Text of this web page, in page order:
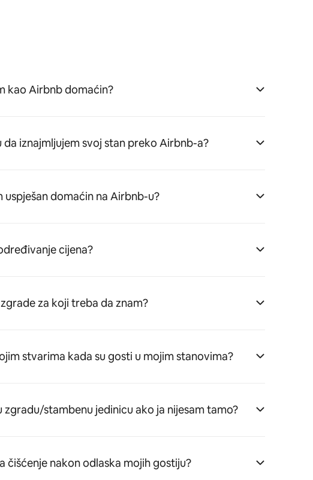
kao Airbnb domaćin?
iznajmljujem svoj stan preko Airbnb-a?
uspješan domaćin na Airbnb-u?
cijena?
za koji treba da znam?
stvarima kada su gosti u mojim stanovima?
zgradu/stambenu jedinicu ako ja nijesam tamo?
čišćenje nakon odlaska mojih gostiju?